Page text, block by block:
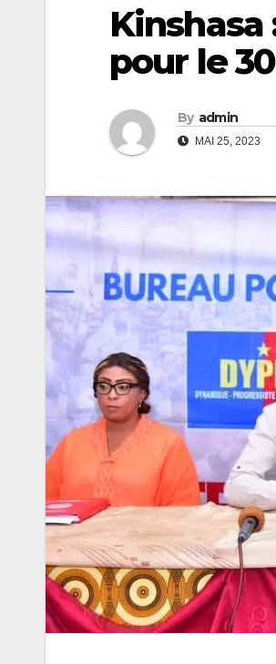
pour le
By admin
MAI 25, 2023